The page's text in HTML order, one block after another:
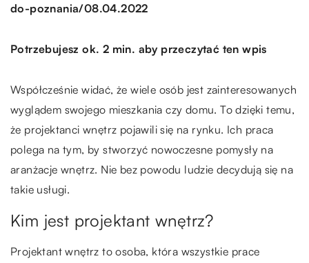
do-poznania/08.04.2022
Potrzebujesz ok. 2 min. aby przeczytać ten wpis
Współcześnie widać, że wiele osób jest zainteresowanych
wyglądem swojego mieszkania czy domu. To dzięki temu,
że projektanci wnętrz pojawili się na rynku. Ich praca
polega na tym, by stworzyć nowoczesne pomysły na
aranżacje wnętrz. Nie bez powodu ludzie decydują się na
takie usługi.
Kim jest projektant wnętrz?
Projektant wnętrz to osoba, która wszystkie prace